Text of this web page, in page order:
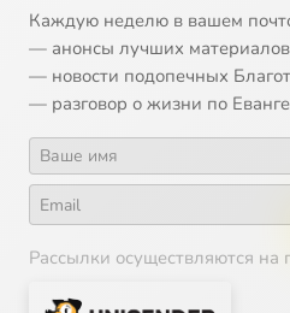
Каждую неделю в вашем
— анонсы лучших
— новости подопечных
— разговор о жизни по
Рассылки осуществляются на